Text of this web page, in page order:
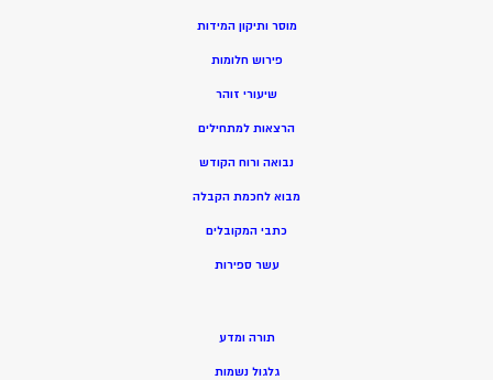
מוסר ותיקון המידות
פירוש חלומות
שיעורי זוהר
הרצאות למתחילים
נבואה ורוח הקודש
מבוא לחכמת הקבלה
כתבי המקובלים
עשר ספירות
תורה ומדע
גלגול נשמות